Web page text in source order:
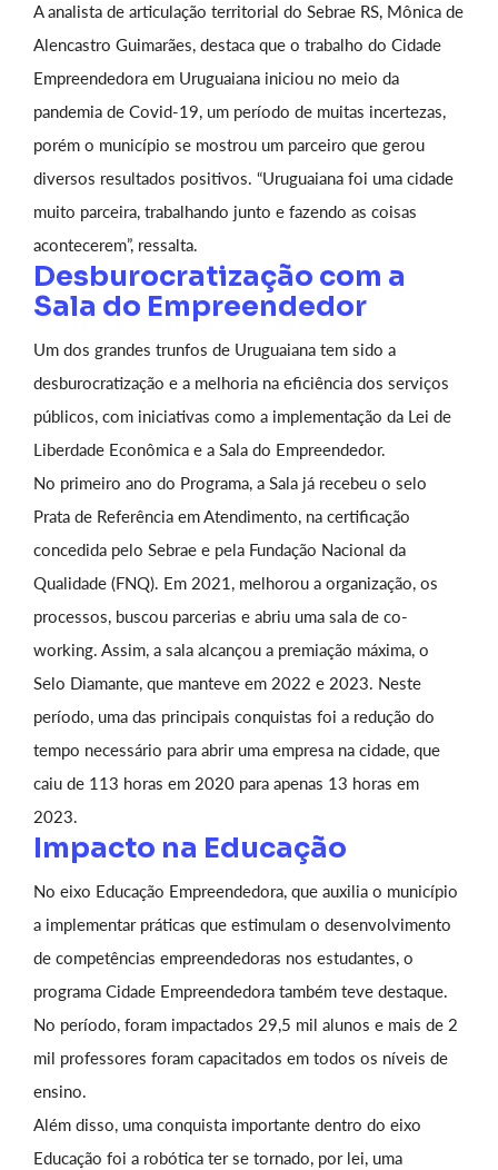
A analista de articulação territorial do Sebrae RS, Mônica de
Alencastro Guimarães, destaca que o trabalho do Cidade
Empreendedora em Uruguaiana iniciou no meio da
pandemia de Covid-19, um período de muitas incertezas,
porém o município se mostrou um parceiro que gerou
diversos resultados positivos. “Uruguaiana foi uma cidade
muito parceira, trabalhando junto e fazendo as coisas
acontecerem”, ressalta.
Desburocratização com a
Sala do Empreendedor
Um dos grandes trunfos de Uruguaiana tem sido a
desburocratização e a melhoria na eficiência dos serviços
públicos, com iniciativas como a implementação da Lei de
Liberdade Econômica e a Sala do Empreendedor.
No primeiro ano do Programa, a Sala já recebeu o selo
Prata de Referência em Atendimento, na certificação
concedida pelo Sebrae e pela Fundação Nacional da
Qualidade (FNQ). Em 2021, melhorou a organização, os
processos, buscou parcerias e abriu uma sala de co-
working. Assim, a sala alcançou a premiação máxima, o
Selo Diamante, que manteve em 2022 e 2023. Neste
período, uma das principais conquistas foi a redução do
tempo necessário para abrir uma empresa na cidade, que
caiu de 113 horas em 2020 para apenas 13 horas em
2023.
Impacto na Educação
No eixo Educação Empreendedora, que auxilia o município
a implementar práticas que estimulam o desenvolvimento
de competências empreendedoras nos estudantes, o
programa Cidade Empreendedora também teve destaque.
No período, foram impactados 29,5 mil alunos e mais de 2
mil professores foram capacitados em todos os níveis de
ensino.
Além disso, uma conquista importante dentro do eixo
Educação foi a robótica ter se tornado, por lei, uma